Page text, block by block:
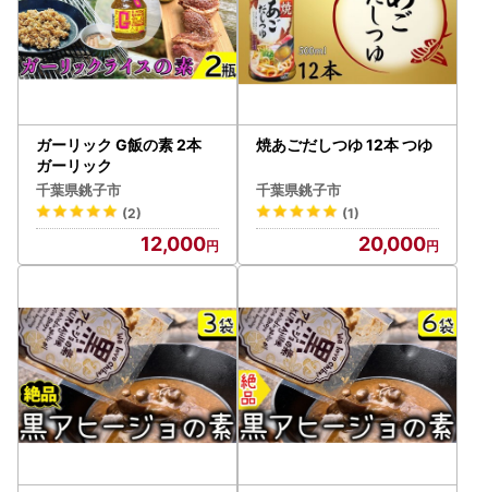
ガーリック G飯の素 2本
ガーリック
千葉県銚子市
(2)
12,000
焼あごだしつゆ 12本 つゆ
千葉県銚子市
(1)
20,000